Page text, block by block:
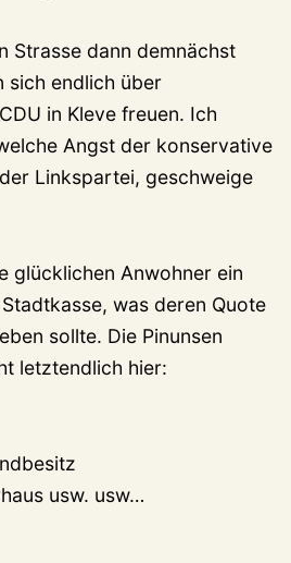
Strasse dann demnächst
sich endlich über
in Kleve freuen. Ich
Angst der konservative
Linkspartei, geschweige
glücklichen Anwohner ein
was deren Quote
sollte. Die Pinunsen
letztendlich hier:
usw. usw…